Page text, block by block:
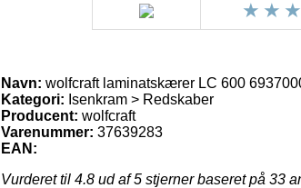
Navn: wolfcraft laminatskærer LC 600
Kategori: Isenkram > Redskaber
Producent: wolfcraft
Varenummer: 37639283
EAN:
Vurderet til 4.8 ud af 5 stjerner baseret på 33